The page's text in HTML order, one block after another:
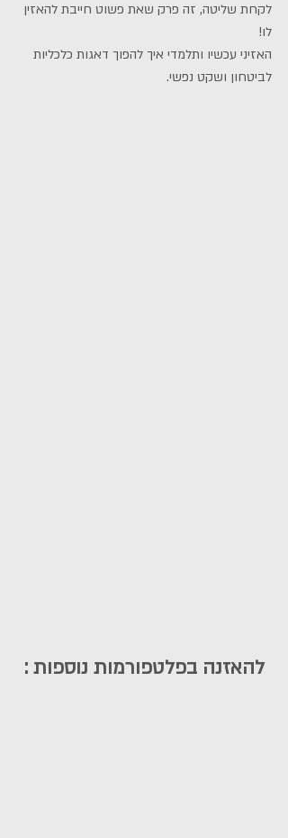
לקחת שליטה, זה פרק שאת פשוט חייבת להאזין
לו!
האזיני עכשיו ותלמדי איך להפוך דאגות כלכליות
לביטחון ושקט נפשי.
להאזנה בפלטפורמות נוספות :